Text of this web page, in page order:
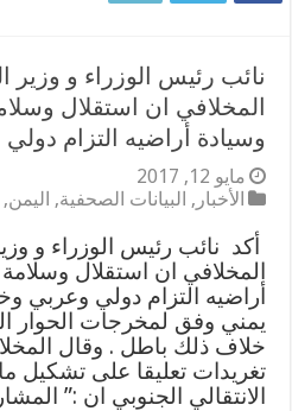
نائب رئيس الوزراء و وزير
المخلافي ان استقلال
وسيادة أراضيه التزام
مايو 12, 2017
الأخبار , البيانات الصحفية, اليمن,
أكد نائب رئيس الوزراء و
المخلافي ان استقلال
أراضيه التزام دولي وعربي
يمني وفق لمخرجات الحوار
خلاف ذلك باطل . وقال
تغريدات تعليقا على
الانتقالي الجنوبي ان :”